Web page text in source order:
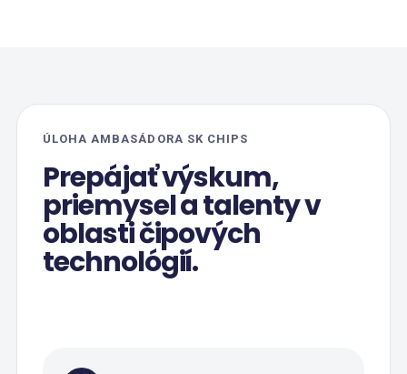
ÚLOHA AMBASÁDORA SK CHIPS
Prepájať výskum,
priemysel a talenty v
oblasti čipových
technológií.